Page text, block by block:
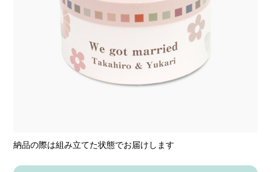
納品の際は組み立てた状態でお届けします